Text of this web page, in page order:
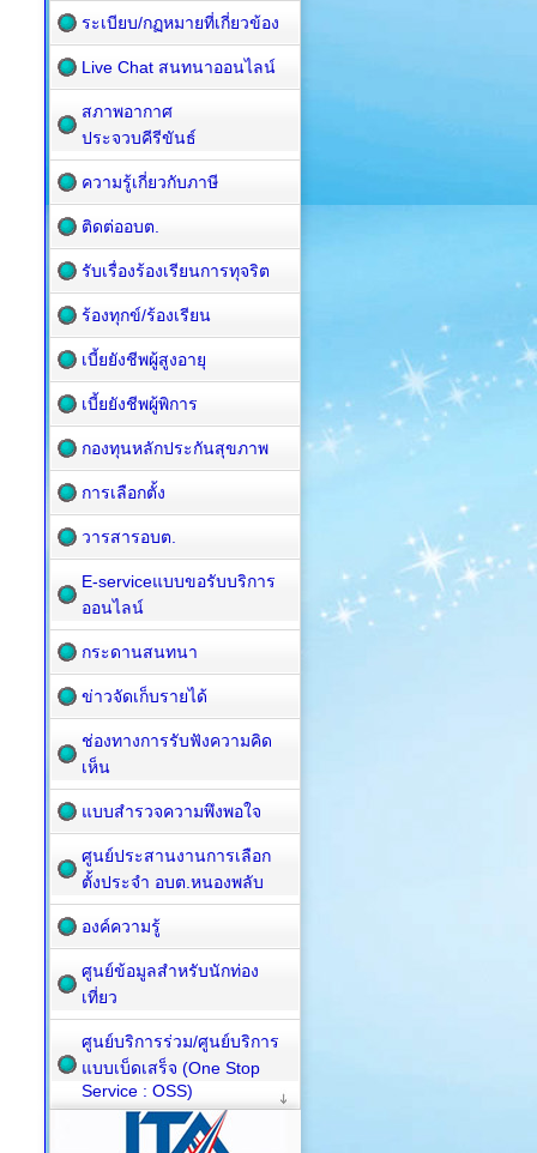
ระเบียบ/กฏหมายที่เกี่ยวข้อง
Live Chat สนทนาออนไลน์
สภาพอากาศ
ประจวบคีรีขันธ์
ความรู้เกี่ยวกับภาษี
ติดต่ออบต.
รับเรื่องร้องเรียนการทุจริต
ร้องทุกข์/ร้องเรียน
เบี้ยยังชีพผู้สูงอายุ
เบี้ยยังชีพผู้พิการ
กองทุนหลักประกันสุขภาพ
การเลือกตั้ง
วารสารอบต.
E-serviceแบบขอรับบริการ
ออนไลน์
กระดานสนทนา
ข่าวจัดเก็บรายได้
ช่องทางการรับฟังความคิด
เห็น
แบบสำรวจความพึงพอใจ
ศูนย์ประสานงานการเลือก
ตั้งประจำ อบต.หนองพลับ
องค์ความรู้
ศูนย์ข้อมูลสำหรับนักท่อง
เที่ยว
ศูนย์บริการร่วม/ศูนย์บริการ
แบบเบ็ดเสร็จ (One Stop
Service : OSS)